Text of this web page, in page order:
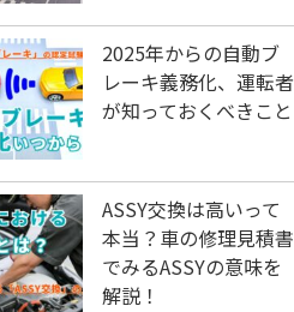
2025年からの自動ブ
レーキ義務化、運転者
が知っておくべきこと
ASSY交換は高いって
本当？車の修理見積書
でみるASSYの意味を
解説！